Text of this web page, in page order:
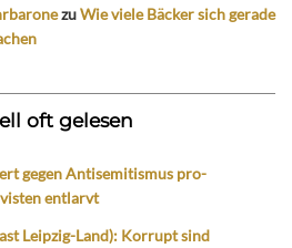
zuWie viele Bäcker sich gerade
oft gelesen
gegen Antisemitismus pro-
entlarvt
Leipzig-Land): Korrupt sind